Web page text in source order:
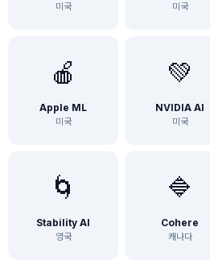
미국 미국
🍎
Apple ML
미국
💚
NVIDIA AI
미국
🌀
Stability AI
영국
🔷
Cohere
캐나다